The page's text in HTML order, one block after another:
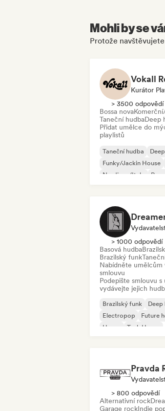
Mohli by se
Protože
Vokall
Kurátor
> 3500 odpovědí
Bossa nova
Taneční hudbaDeep
Přidat umělce do
playlistů
Taneční hudba
Funky/Jackin House
Nu-disco/Italo
> 1000 odpovědí
Basová hudba
Brazilský funk
Nabídněte umělcům
smlouvu
Podepište smlouvu
vydávejte jejich
Brazilský funk Deep
Electropop
Future
House
Tech House
Pravda
> 800 odpovědí
Alternativní rock
Garage rockIndie